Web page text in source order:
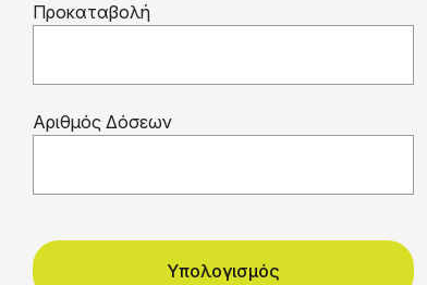
Προκαταβολή
Αριθμός Δόσεων
Υπολογισμός